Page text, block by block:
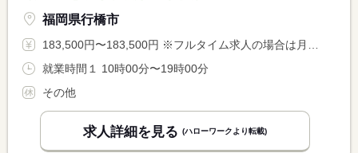
福岡県行橋市
183,500円〜183,500円 ※フルタイム求人の場合は月額（換算額）、パート求人の場合は時間額を表示しています。
就業時間１ 10時00分〜19時00分
その他
求人詳細を見る (ハローワークより転載)